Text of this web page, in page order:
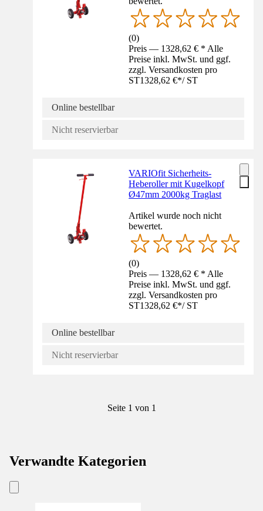
(0)
Preis — 1328,62 € * Alle
Preise inkl. MwSt. und ggf.
zzgl. Versandkosten pro
ST1328,62 €*/ ST
Online bestellbar
Nicht reservierbar
VARIOfit Sicherheits-
Heberoller mit Kugelkopf
Ø47mm 2000kg Traglast
Artikel wurde noch nicht
bewertet.
(0)
Preis — 1328,62 € * Alle
Preise inkl. MwSt. und ggf.
zzgl. Versandkosten pro
ST1328,62 €*/ ST
Online bestellbar
Nicht reservierbar
Seite 1 von 1
Verwandte Kategorien